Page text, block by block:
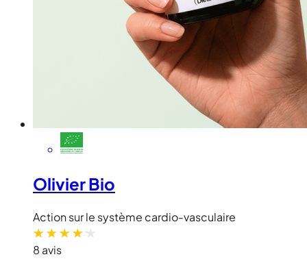
Olivier Bio
Action sur le système cardio-vasculaire
8 avis